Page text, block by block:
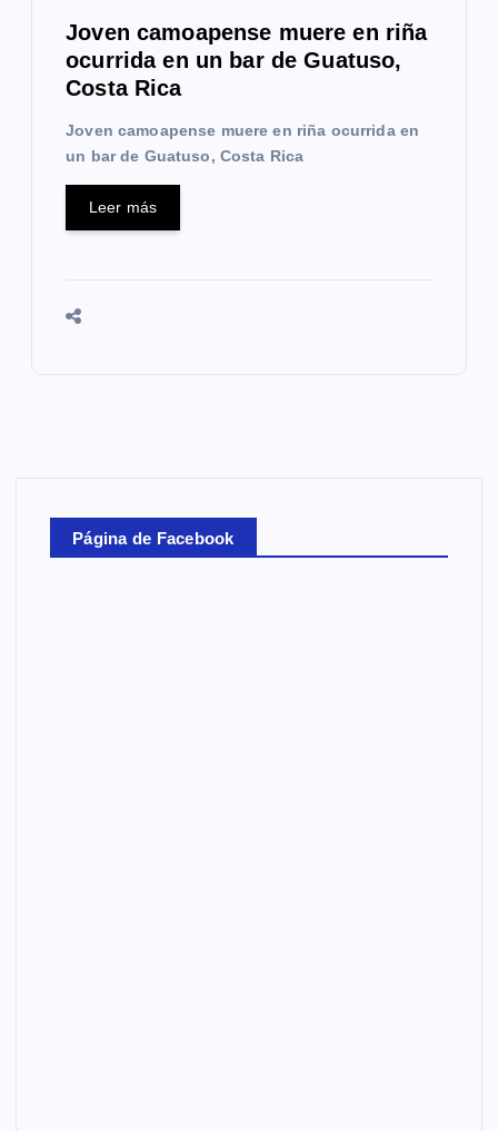
Joven camoapense muere en riña
ocurrida en un bar de Guatuso,
Costa Rica
Joven camoapense muere en riña ocurrida en
un bar de Guatuso, Costa Rica
Leer más
Página de Facebook